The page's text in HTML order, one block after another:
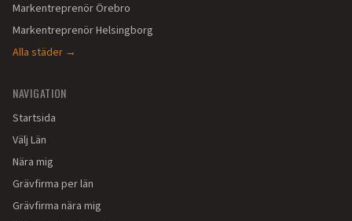
MarkentreprenörÖrebro
MarkentreprenörHelsingborg
Alla städer →
NAVIGATION
Startsida
Välj Län
Nära mig
Grävfirma per län
Grävfirma nära mig